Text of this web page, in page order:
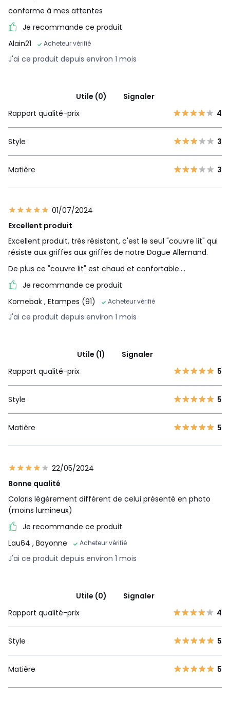
conforme à mes attentes
Je recommande ce produit
Alain21
Acheteur vérifié
J'ai ce produit depuis environ 1 mois
Utile (0)
Signaler
Rapport qualité-prix
4
Style 3
Matière 3
01/07/2024
Excellent produit
Excellent produit, très résistant, c'est le seul "couvre lit" qui
résiste aux griffes aux griffes de notre Dogue Allemand.
De plus ce "couvre lit" est chaud et confortable....
Je recommande ce produit
Komebak , Etampes (91) Acheteur vérifié
J'ai ce produit depuis environ 1 mois
Utile (1)
Signaler
Rapport qualité-prix
5
Style 5
Matière 5
22/05/2024
Bonne qualité
Coloris légèrement différent de celui présenté en photo
(moins lumineux)
Je recommande ce produit
Lau64 , Bayonne Acheteur vérifié
J'ai ce produit depuis environ 1 mois
Utile (0)
Signaler
Rapport qualité-prix
4
Style 5
Matière 5